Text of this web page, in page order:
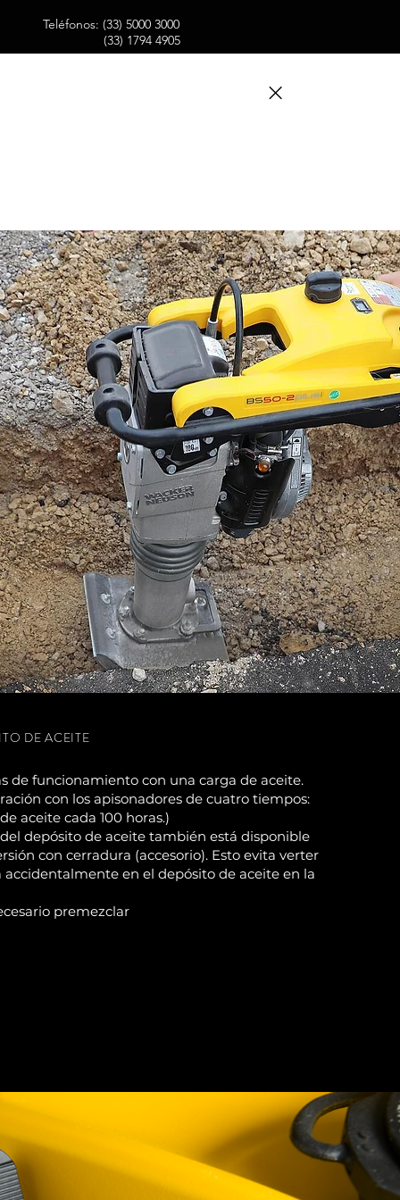
Teléfonos: (33) 5000 3000
(33) 1794 4905
DE ACEITE
de funcionamiento con una carga de aceite.
con los apisonadores de cuatro tiempos:
aceite cada 100 horas.)
depósito de aceite también está disponible
con cerradura (accesorio). Esto evita verter
accidentalmente en el depósito de aceite en la
premezclar